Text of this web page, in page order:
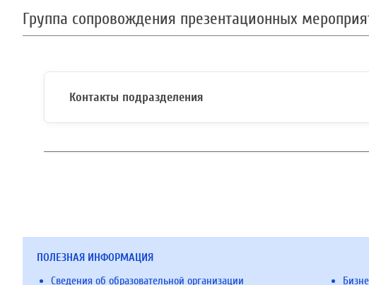
Группа сопровождения презентационных
Контакты подразделения
ПОЛЕЗНАЯ ИНФОРМАЦИЯ
Сведения об образовательной организации